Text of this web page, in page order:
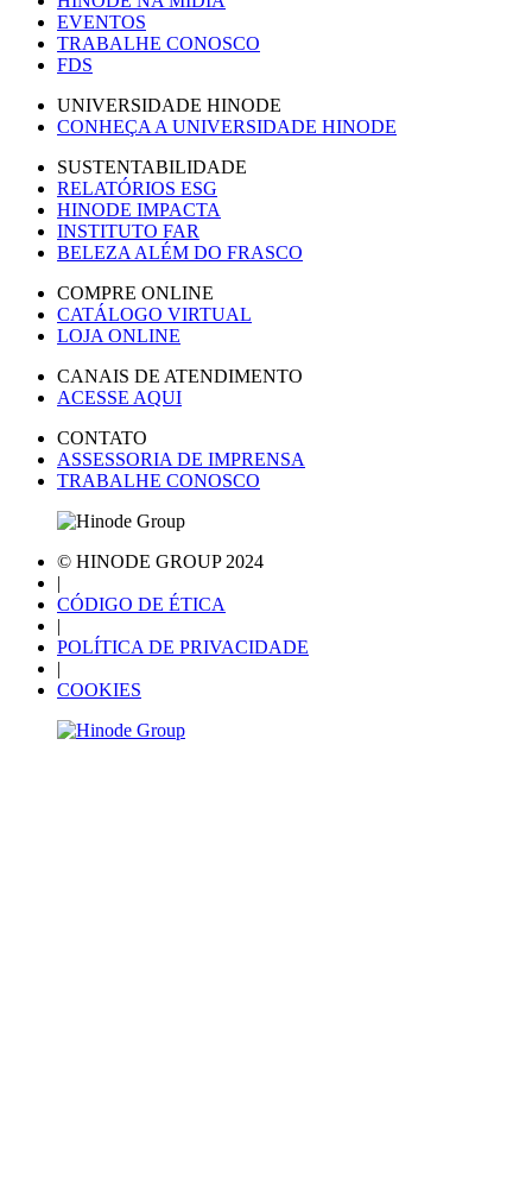
EVENTOS
TRABALHE CONOSCO
FDS
UNIVERSIDADE HINODE
CONHEÇA A UNIVERSIDADE HINODE
SUSTENTABILIDADE
RELATÓRIOS ESG
HINODE IMPACTA
INSTITUTO FAR
BELEZA ALÉM DO FRASCO
COMPRE ONLINE
CATÁLOGO VIRTUAL
LOJA ONLINE
CANAIS DE ATENDIMENTO
ACESSE AQUI
CONTATO
ASSESSORIA DE IMPRENSA
TRABALHE CONOSCO
© HINODE GROUP 2024
CÓDIGO DE ÉTICA
POLÍTICA DE PRIVACIDADE
COOKIES